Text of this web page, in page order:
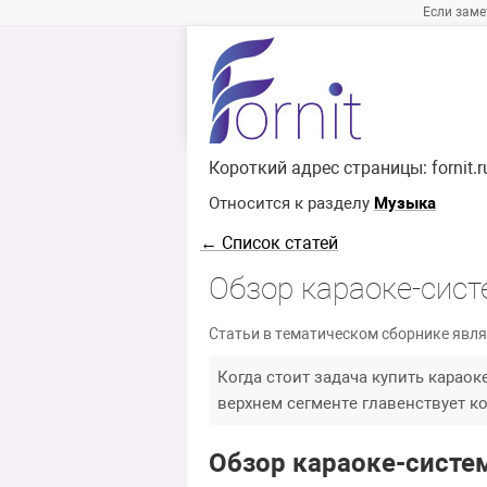
Если
Короткий адрес страницы:
Относится к разделу Музыка
← Список статей
Обзор караоке-
Статьи в тематическом сборнике
Когда стоит задача купить
верхнем сегменте главенствует
Обзор караоке-